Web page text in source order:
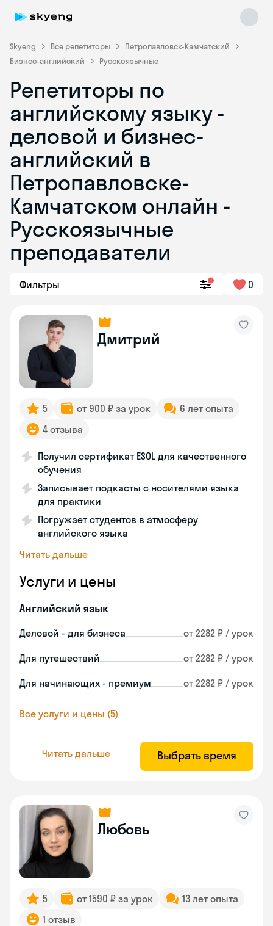
Skyeng Все репетиторы
Петропавловск-Камчатский
Бизнес-английский
Русскоязычные
Репетиторы по
английскому языку -
деловой и бизнес-
английский в
Петропавловске-
Камчатском онлайн -
Русскоязычные
преподаватели
Фильтры 0
Дмитрий
5 от 900 ₽ за урок
6 лет опыта
4 отзыва
Получил сертификат ESOL для качественного
обучения
Записывает подкасты с носителями языка
для практики
Погружает студентов в атмосферу
английского языка
Читать дальше
Услуги и цены
Английский язык
Деловой - для бизнеса от 2282 ₽ / урок
Для путешествий от 2282 ₽ / урок
Для начинающих - премиум от 2282 ₽ / урок
Все услуги и цены (5)
Читать дальше Выбрать время
Любовь
5 от 1590 ₽ за урок
13 лет опыта
1 отзыв
Skyeng Chat